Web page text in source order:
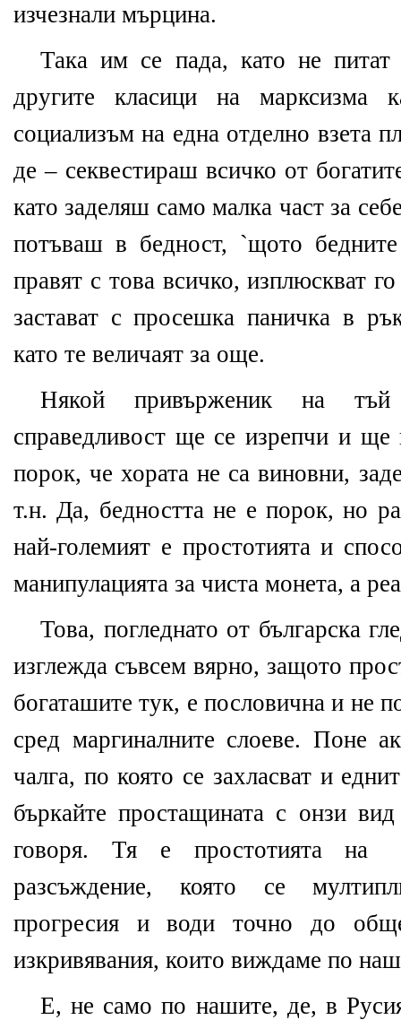
изчезнали мърцина.
Така им се пада, като не
другите класици на марксизма
социализъм на една отделно взета
де – секвестираш всичко от
като заделяш само малка част за
потъваш в бедност, `щото
правят с това всичко, изплюскват
застават с просешка паничка в
като те величаят за още.
Някой привърженик на тъй
справедливост ще се изрепчи и ще
порок, че хората не са виновни,
т.н. Да, бедността не е порок, но
най-големият е простотията и
манипулацията за чиста монета, а
Това, погледнато от българска
изглежда съвсем вярно, защото
богаташите тук, е пословична и не
сред маргиналните слоеве. Поне
чалга, по която се захласват и
бъркайте простащината с онзи
говоря. Тя е простотията на
разсъждение, която се
прогресия и води точно до
изкривявания, които виждаме по
Е, не само по нашите, де, в